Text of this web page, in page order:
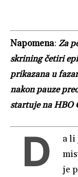
Napomena: Za
skrining četiri
prikazana u
nakon pauze
startuje na HBO
D
a li
je